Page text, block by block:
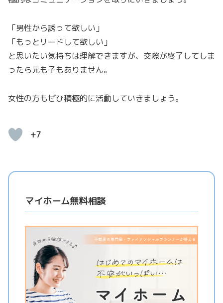
「男性から誘って欲しい」
「もっとリードして欲しい」
と思いたい気持ちは理解できますが、交際が終了してしま
ったら元も子もありません。
女性の方もぜひ積極的に活動していきましょう。
+7
マイホーム無料相談